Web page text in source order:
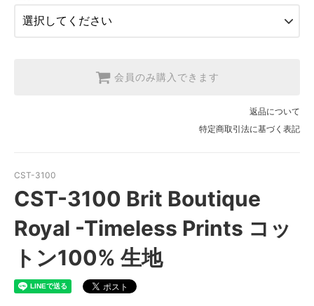
【2026/9/20〆10月発送予定分】
会員のみ購入できます
返品について
特定商取引法に基づく表記
CST-3100
CST-3100 Brit Boutique
Royal -Timeless Prints コッ
トン100% 生地